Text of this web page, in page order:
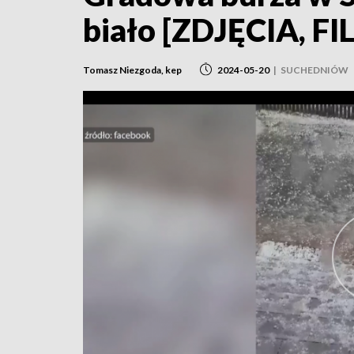
biało [ZDJĘCIA,
Tomasz Niezgoda, kep 2024-05-20 | SUCHEDNIÓW